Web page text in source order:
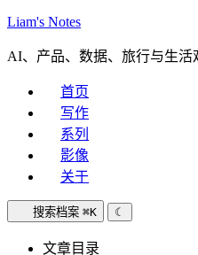
Liam's Notes
AI、产品、数据、旅行与生活
首页
写作
系列
影像
关于
搜索档案 ⌘K ☾
文章目录